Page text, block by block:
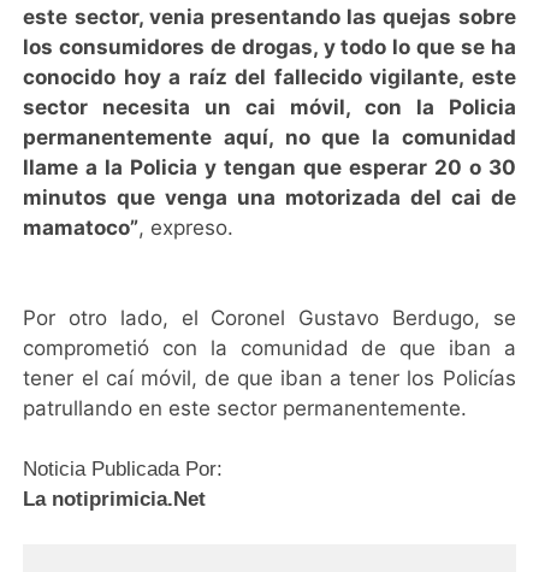
este sector, venia presentando las quejas sobre
los consumidores de drogas, y todo lo que se ha
conocido hoy a raíz del fallecido vigilante, este
sector necesita un cai móvil, con la Policia
permanentemente aquí, no que la comunidad
llame a la Policia y tengan que esperar 20 o 30
minutos que venga una motorizada del cai de
mamatoco”, expreso.
Por otro lado, el Coronel Gustavo Berdugo, se
comprometió con la comunidad de que iban a
tener el caí móvil, de que iban a tener los Policías
patrullando en este sector permanentemente.
Noticia Publicada Por:
La notiprimicia.Net